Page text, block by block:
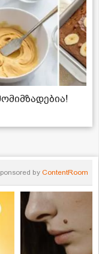
by ContentRoom